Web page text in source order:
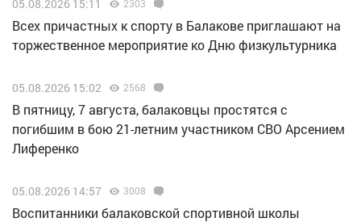
05.08.2026 15:11 2303
Всех причастных к спорту в Балакове приглашают на
торжественное мероприятие ко Дню физкультурника
05.08.2026 15:02 2568
В пятницу, 7 августа, балаковцы простятся с
погибшим в бою 21-летним участником СВО Арсением
Лиференко
05.08.2026 14:57 3008
Воспитанники балаковской спортивной школы